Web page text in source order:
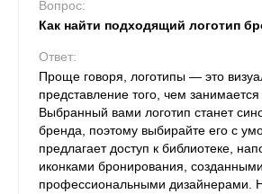
Вопрос:
Как найти подходящий логотип
Ответ:
Проще говоря, логотипы — это
представление того, чем
Выбранный вами логотип станет
бренда, поэтому выбирайте его с
предлагает доступ к библиотеке,
иконками бронирования, созданными
профессиональными дизайнерами.